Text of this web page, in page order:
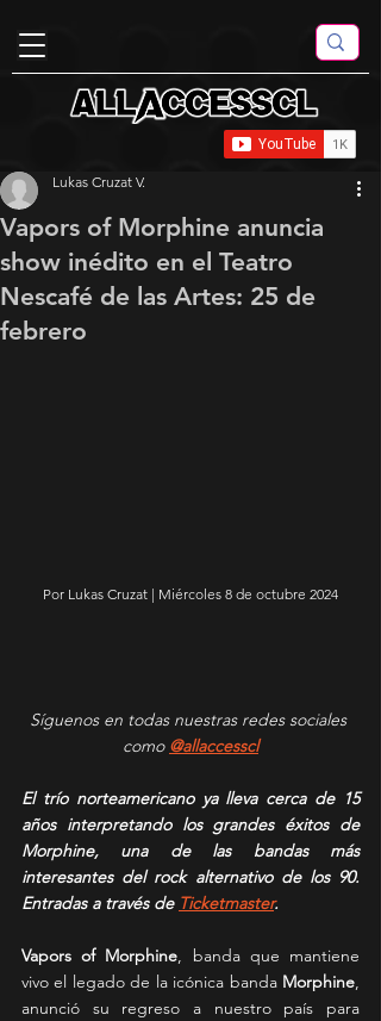
Vapors of Morphine anuncia
show inédito en el Teatro
Nescafé de las Artes: 25 de
febrero
Lukas Cruzat V.
Por Lukas Cruzat | Miércoles 8 de octubre 2024
Síguenos en todas nuestras redes sociales
como @allaccesscl
El trío norteamericano ya lleva cerca de 15
años interpretando los grandes éxitos de
Morphine, una de las bandas más
interesantes del rock alternativo de los 90.
Entradas a través de Ticketmaster.
Vapors of Morphine, banda que mantiene
vivo el legado de la icónica banda Morphine,
anunció su regreso a nuestro país para